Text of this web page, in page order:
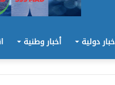
دولية أخبار وطنية